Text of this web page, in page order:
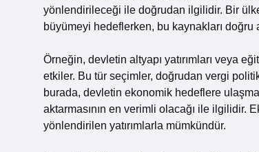
yönlendirileceği ile doğrudan ilgilidir. Bir
büyümeyi hedeflerken, bu kaynakları
Örneğin, devletin altyapı yatırımları veya
etkiler. Bu tür seçimler, doğrudan vergi
burada, devletin ekonomik hedeflere
aktarmasının en verimli olacağı ile ilgilidir.
yönlendirilen yatırımlarla mümkündür.